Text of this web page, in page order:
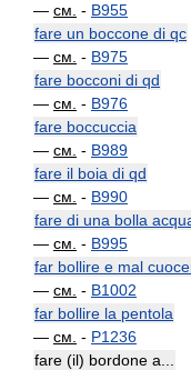
— см. - B955
fare un boccone di qc
— см. - B975
fare bocconi di qd
— см. - B976
fare boccuccia
— см. - B989
fare il boia di qd
— см. - B990
fare di una bolla
— см. - B995
far bollire e mal
— см. - B1002
far bollire la pentola
— см. - P1236
fare (il) bordone a...